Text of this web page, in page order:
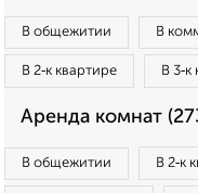
В общежитии В
В 2‑к квартире В
Аренда комнат
В общежитии В 2‑к